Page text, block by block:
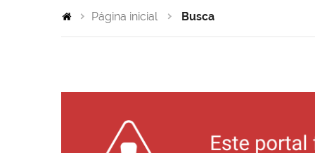
Página inicial Busca